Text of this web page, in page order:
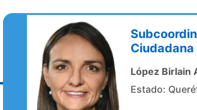
Ciudadana
López Birlain
Estado: